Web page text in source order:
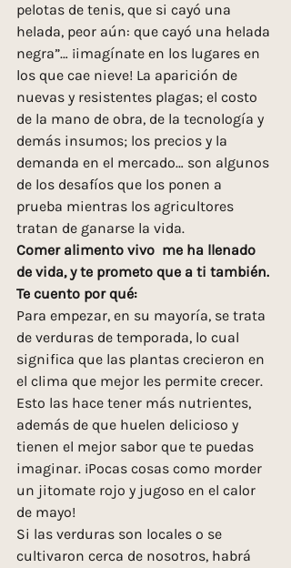
pelotas de tenis, que si cayó una
helada, peor aún: que cayó una helada
negra”… ¡imagínate en los lugares en
los que cae nieve! La aparición de
nuevas y resistentes plagas; el costo
de la mano de obra, de la tecnología y
demás insumos; los precios y la
demanda en el mercado… son algunos
de los desafíos que los ponen a
prueba mientras los agricultores
tratan de ganarse la vida.
Comer alimento vivo  me ha llenado
de vida, y te prometo que a ti también.
Te cuento por qué:
Para empezar, en su mayoría, se trata
de verduras de temporada, lo cual
significa que las plantas crecieron en
el clima que mejor les permite crecer.
Esto las hace tener más nutrientes,
además de que huelen delicioso y
tienen el mejor sabor que te puedas
imaginar. ¡Pocas cosas como morder
un jitomate rojo y jugoso en el calor
de mayo!
Si las verduras son locales o se
cultivaron cerca de nosotros, habrá